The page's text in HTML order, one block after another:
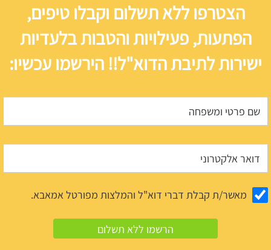
הצטרפו ללא תשלום וקבלו טיפים,
הפתעות, פעילויות והטבות בלעדיות
ישירות לתיבת הדוא"ל!! הירשמו עכשיו:
מאשר/ת קבלת דברי דוא"ל והמלצות מפורטל אמאבא.